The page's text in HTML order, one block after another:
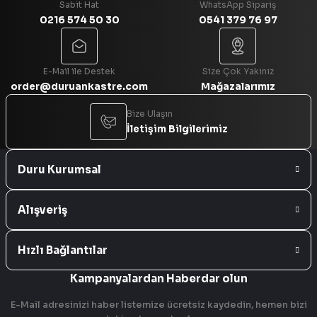
Sabit Hat
0216 574 50 30
WhatsApp Sipariş
0541 379 76 97
E-Mail ile Destek
order@duruankastre.com
Size Çok Yakınız
Mağazalarımız
Bize Ulaşın
İletişim Bilgilerimiz
Duru Kurumsal
Alışveriş
Hızlı Bağlantılar
Kampanyalardan Haberdar olun
E-Mail adresinizi haber listemize ücretsiz kaydedin, hemen bizi